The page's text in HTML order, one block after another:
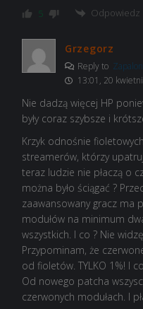
5 Odpowiedz
Grzegorz
Reply to
13:01, 20
Nie dadzą więcej HP
były coraz szybsze i
Krzyk odnośnie
streamerów, którzy
teraz ludzie nie płaczą o
można było ściągać ?
zaawansowany gracz ma
modułów na minimum
wszystkich. I co ? Nie
Przypominam, że
od fioletów. TYLKO 1%! I
Od nowego patcha
czerwonych modułach. I